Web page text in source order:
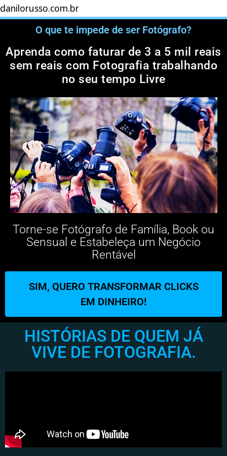
danilorusso.com.br
O que te impede de ser Fotógrafo?
Aprenda como faturar de 3 a 5 mil reais
sem reais com Fotografia trabalhando
no seu tempo Livre
Torne-se Fotógrafo de Família, Book ou
Sensual e Estabeleça um Negócio
Rentável
SIM, QUERO TRANSFORMAR CLICKS
EM DINHEIRO!
HISTÓRIAS DE QUEM JÁ
VIVE DE FOTOGRAFIA.